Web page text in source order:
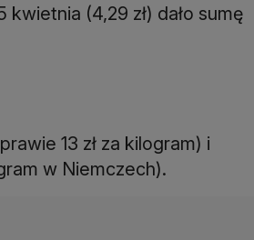
(4,29 zł) dało sumę
13 zł za kilogram) i
w Niemczech).